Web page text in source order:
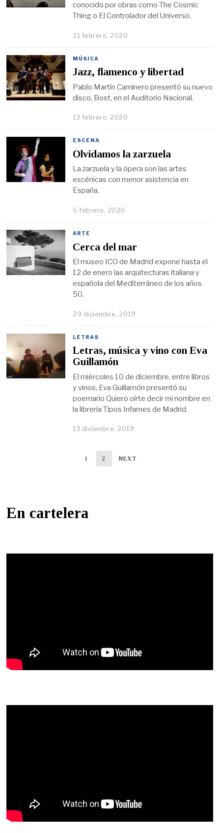
conocido por obras como The Cosmic
Thing o El Controlador del Universo.
21 febrero, 2020
MÚSICA
Jazz, flamenco y libertad
Pablo Martín Caminero presentó su nuevo
disco, Bost, en el Auditorio Nacional.
13 febrero, 2020
ESCENA
Olvidamos la zarzuela
La zarzuela y la ópera son las artes
escénicas con menor asistencia en
España.
5 febrero, 2020
ARTE
Cerca del mar
El museo ICO de Madrid expone hasta el
12 de enero las arquitecturas italiana y
española del Mediterráneo de los años
50.
29 diciembre, 2019
LETRAS
Letras, música y vino con Eva
Guillamón
El miércoles 10 de diciembre, entre libros
y vinos, Eva Guillamón presentó su
poemario Quiero oírte decir mi nombre en
la librería Tipos Infames de Madrid.
13 diciembre, 2019
1 2 NEXT
En cartelera